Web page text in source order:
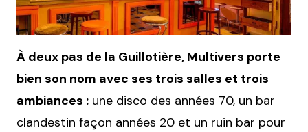
À deux pas de la Guillotière, Multivers porte
bien son nom avec ses trois salles et trois
ambiances : une disco des années 70, un bar
clandestin façon années 20 et un ruin bar pour